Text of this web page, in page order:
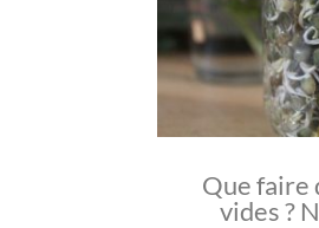
Que faire
vides ?